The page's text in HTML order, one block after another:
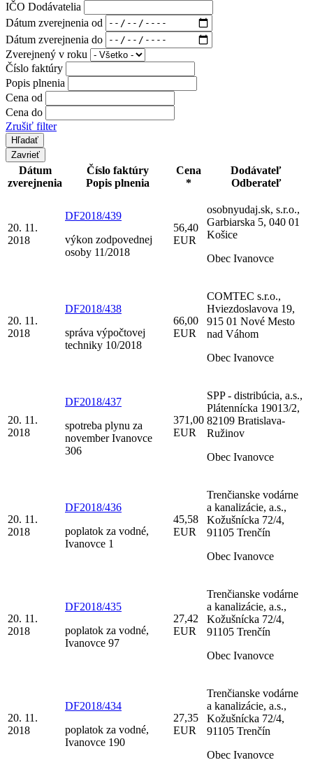
IČO Dodávatelia
Dátum zverejnenia od
Dátum zverejnenia do
Zverejnený v roku
Číslo faktúry
Popis plnenia
Cena od
Cena do
Zrušiť filter
Zavrieť
Dátum
zverejnenia
Číslo faktúry
Popis plnenia
Cena
*
Dodávateľ
Odberateľ
20. 11.
2018
DF2018/439
výkon zodpovednej
osoby 11/2018
56,40
EUR
osobnyudaj.sk, s.r.o.,
Garbiarska 5, 040 01
Košice
Obec Ivanovce
20. 11.
2018
DF2018/438
správa výpočtovej
techniky 10/2018
66,00
EUR
COMTEC s.r.o.,
Hviezdoslavova 19,
915 01 Nové Mesto
nad Váhom
Obec Ivanovce
20. 11.
2018
DF2018/437
spotreba plynu za
november Ivanovce
306
371,00
EUR
SPP - distribúcia, a.s.,
Plátennícka 19013/2,
82109 Bratislava-
Ružinov
Obec Ivanovce
20. 11.
2018
DF2018/436
poplatok za vodné,
Ivanovce 1
45,58
EUR
Trenčianske vodárne
a kanalizácie, a.s.,
Kožušnícka 72/4,
91105 Trenčín
Obec Ivanovce
20. 11.
2018
DF2018/435
poplatok za vodné,
Ivanovce 97
27,42
EUR
Trenčianske vodárne
a kanalizácie, a.s.,
Kožušnícka 72/4,
91105 Trenčín
Obec Ivanovce
20. 11.
2018
DF2018/434
poplatok za vodné,
Ivanovce 190
27,35
EUR
Trenčianske vodárne
a kanalizácie, a.s.,
Kožušnícka 72/4,
91105 Trenčín
Obec Ivanovce